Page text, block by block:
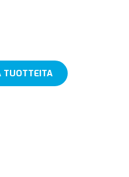
TUOTTEITA